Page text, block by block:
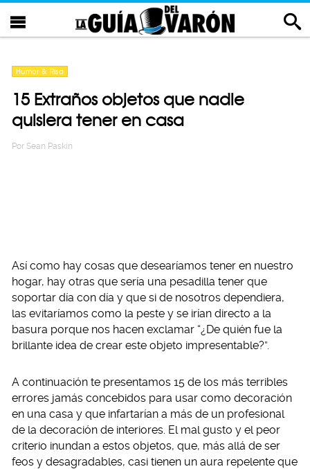
Humor & Risa
15 Extraños objetos que nadie
quisiera tener en casa
Por Sean Paskin
Así como hay cosas que desearíamos tener en nuestro
hogar, hay otras que sería una pesadilla tener que
soportar día con día y que si de nosotros dependiera,
las evitaríamos como la peste y se irían directo a la
basura porque nos hacen exclamar “¿De quién fue la
brillante idea de crear este objeto impresentable?”.
A continuación te presentamos 15 de los más terribles
errores jamás concebidos para usar como decoración
en una casa y que infartarían a más de un profesional
de la decoración de interiores. El mal gusto y el peor
criterio inundan a estos objetos, que, más allá de ser
feos y desagradables, casi tienen un aura repelente que